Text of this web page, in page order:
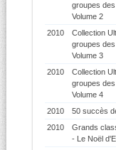
groupes
Volume 2
2010
Collection
groupes
Volume 3
2010
Collection
groupes
Volume 4
2010
50 succès
2010
Grands
- Le Noël